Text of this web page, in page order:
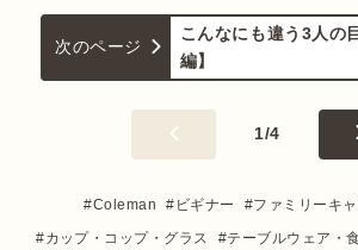
次のページ
こんなにも違う3人の
編】
1/4
Coleman ビギナー ファミリーキ
カップ・コップ・グラス
テーブルウェア・